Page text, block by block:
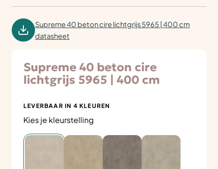
Supreme 40 beton cire lichtgrijs 5965 | 400 cm
datasheet
Supreme 40 beton cire
lichtgrijs 5965 | 400 cm
LEVERBAAR IN 4 KLEUREN
Kies je kleurstelling